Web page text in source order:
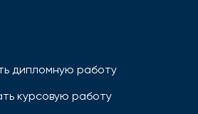
дипломную работу
курсовую работу